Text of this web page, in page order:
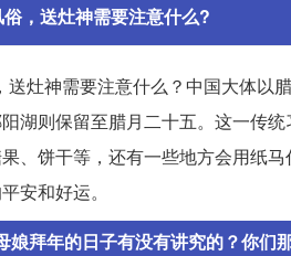
，送灶神需要注意什么?
灶神需要注意什么？中国大体以
湖则保留至腊月二十五。这一传
、饼干等，还有一些地方会用纸
安和好运。
娘拜年的日子有没有讲究的？你们